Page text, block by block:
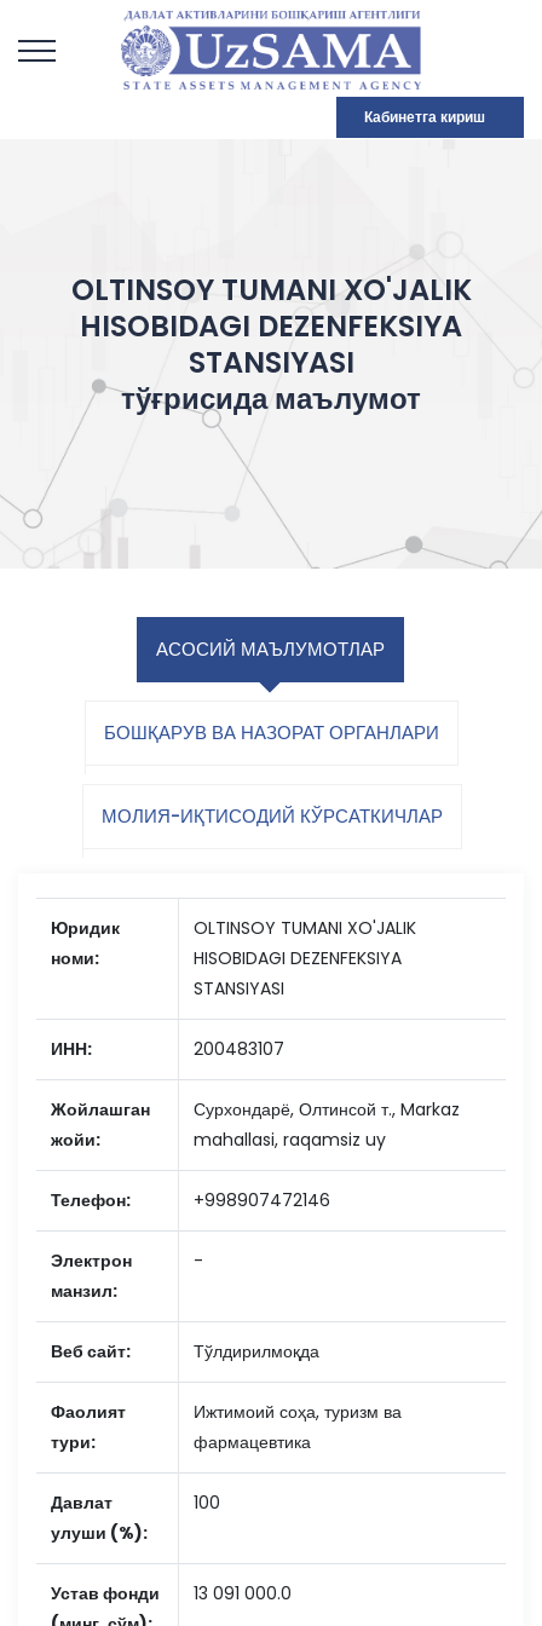
Кабинетга кириш
OLTINSOY TUMANI XO'JALIK
HISOBIDAGI DEZENFEKSIYA
STANSIYASI
тўғрисида маълумот
АСОСИЙ МАЪЛУМОТЛАР
БОШҚАРУВ ВА НАЗОРАТ ОРГАНЛАРИ
МОЛИЯ-ИҚТИСОДИЙ КЎРСАТКИЧЛАР
Юридик
номи:
OLTINSOY TUMANI XO'JALIK
HISOBIDAGI DEZENFEKSIYA
STANSIYASI
ИНН: 200483107
Жойлашган
жойи:
Сурхондарё, Олтинсой т., Markaz
mahallasi, raqamsiz uy
Телефон: +998907472146
Электрон
манзил:
-
Веб сайт: Тўлдирилмоқда
Фаолият
тури:
Ижтимоий соҳа, туризм ва
фармацевтика
Давлат
улуши (%):
100
Устав фонди
13 091 000.0